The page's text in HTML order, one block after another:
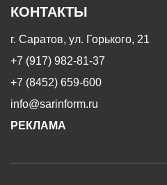
КОНТАКТЫ
г. Саратов, ул. Горького, 21
+7 (917) 982-81-37
+7 (8452) 659-600
info@sarinform.ru
РЕКЛАМА